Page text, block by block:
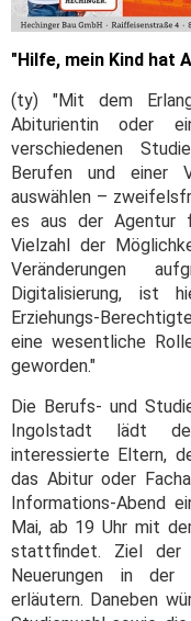
"Hilfe, mein Kind hat
(ty) "Mit dem
Abiturientin oder
verschiedenen
Berufen und einer
auswählen –
es aus der Agentur
Vielzahl der
Veränderungen
Digitalisierung, ist
Erziehungs-
eine wesentliche
geworden."
Die Berufs- und
Ingolstadt lädt
interessierte Eltern,
das Abitur oder
Informations-Abend
Mai, ab 19 Uhr mit
stattfindet. Ziel der
Neuerungen in der
erläutern. Daneben